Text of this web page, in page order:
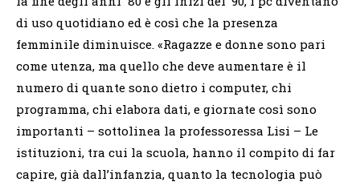
di uso quotidiano ed è così che la presenza
femminile diminuisce. «Ragazze e donne sono pari
come utenza, ma quello che deve aumentare è il
numero di quante sono dietro i computer, chi
programma, chi elabora dati, e giornate così sono
importanti – sottolinea la professoressa Lisi – Le
istituzioni, tra cui la scuola, hanno il compito di far
capire, già dall’infanzia, quanto la tecnologia può